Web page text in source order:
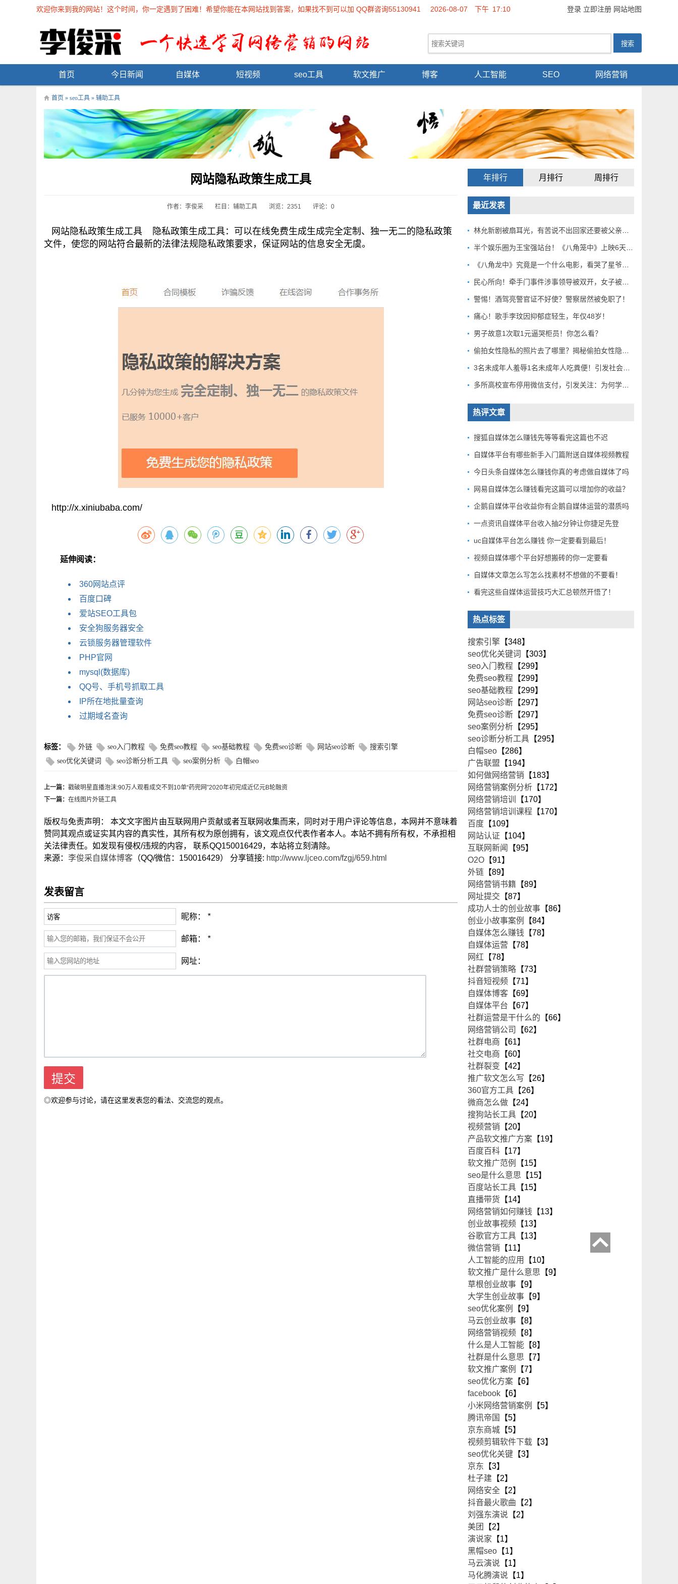
登录 立即注册 网站地图
欢迎你来到我的网站！这个时间，你一定遇到了困难！希望你能在本网站找到答案，如果找不到可以加 QQ群咨询55130941 2026-08-07 下午 17:10
首页 今日新闻 自媒体 短视频 seo工具 软文推广 博客 人工智能 SEO 网络营销
首页 » seo工具 » 辅助工具
网站隐私政策生成工具
作者：李俊采 栏目： 辅助工具 浏览：2351 评论：0
网站隐私政策生成工具 隐私政策生成工具：可以在线免费生成生成完全定制、独一无二的隐私政策
文件，使您的网站符合最新的法律法规隐私政策要求，保证网站的信息安全无虞。
http://x.xiniubaba.com/
延伸阅读：
360网站点评
百度口碑
爱站SEO工具包
安全狗服务器安全
云锁服务器管理软件
PHP官网
mysql(数据库)
QQ号、手机号抓取工具
IP所在地批量查询
过期域名查询
标签： 外链 seo入门教程 免费seo教程 seo基础教程 免费seo诊断 网站seo诊断
搜索引擎
seo优化关键词
seo诊断分析工具 seo案例分析 白帽seo
上一篇： 戳破明星直播泡沫:90万人观看成交不到10单“药兜网”2020年初完成近亿元B轮融资
下一篇： 在线图片外链工具
版权与免责声明： 本文文字图片由互联网用户贡献或者互联网收集而来，同时对于用户评论等信息，本网并不意味着
赞同其观点或证实其内容的真实性，其所有权为原创拥有，该文观点仅代表作者本人。本站不拥有所有权，不承担相
关法律责任。如发现有侵权/违规的内容， 联系QQ150016429，本站将立刻清除。
来源： 李俊采自媒体博客 （QQ/微信：150016429） 分享链接: http://www.ljceo.com/fzgj/659.html
发表留言
昵称： *
邮箱： *
网址：
◎欢迎参与讨论，请在这里发表您的看法、交流您的观点。
年排行 月排行 周排行
最近发表
警惕！酒驾亮警官证不好使？警察居然被免职了！
痛心！歌手李玟因抑郁症轻生，年仅48岁！
男子故意1次取1元逼哭柜员！你怎么看？
热评文章
搜狐自媒体怎么赚钱先等等看完这篇也不迟
自媒体平台有哪些新手入门篇附送自媒体视频教程
今日头条自媒体怎么赚钱你真的考虑做自媒体了吗
网易自媒体怎么赚钱看完这篇可以增加你的收益？
企鹅自媒体平台收益你有企鹅自媒体运营的潜质吗
一点资讯自媒体平台收入抽2分钟让你捷足先登
uc自媒体平台怎么赚钱 你一定要看到最后！
视频自媒体哪个平台好想搬砖的你一定要看
自媒体文章怎么写怎么找素材不想做的不要看！
看完这些自媒体运营技巧大汇总顿然开悟了！
热点标签
搜索引擎 【348】
seo优化关键词
【303】
seo入门教程 【299】
免费seo教程 【299】
seo基础教程 【299】
网站seo诊断 【297】
免费seo诊断 【297】
seo案例分析 【295】
seo诊断分析工具 【295】
白帽seo 【286】
广告联盟 【194】
如何做网络营销 【183】
网络营销案例分析 【172】
网络营销培训
【170】
网络营销培训课程 【170】
百度 【109】
网站认证 【104】
互联网新闻
【95】
O2O 【91】
外链 【89】
网络营销书籍 【89】
网址提交 【87】
成功人士的创业故事 【86】
创业小故事案例
【84】
自媒体怎么赚钱 【78】
自媒体运营 【78】
网红 【78】
社群营销策略 【73】
抖音短视频 【71】
自媒体博客 【69】
自媒体平台 【67】
社群运营是干什么的 【66】
网络营销公司
【62】
社群电商 【61】
社交电商 【60】
社群裂变 【42】
推广软文怎么写 【26】
360官方工具 【26】
微商怎么做 【24】
搜狗站长工具 【20】
视频营销 【20】
产品软文推广方案 【19】
百度百科 【17】
软文推广范例
【15】
seo是什么意思 【15】
百度站长工具 【15】
直播带货 【14】
网络营销如何赚钱 【13】
创业故事视频 【13】
谷歌官方工具 【13】
微信营销 【11】
人工智能的应用
【10】
软文推广是什么意思 【9】
草根创业故事 【9】
大学生创业故事 【9】
seo优化案例
【9】
马云创业故事 【8】
网络营销视频 【8】
什么是人工智能 【8】
社群是什么意思 【7】
软文推广案例
【7】
seo优化方案 【6】
facebook 【6】
小米网络营销案例
【5】
腾讯帝国
【5】
京东商城 【5】
视频剪辑软件下载 【3】
seo优化关键 【3】
京东 【3】
杜子建 【2】
网络安全 【2】
抖音最火歌曲 【2】
刘强东演说 【2】
美团
【2】
演说家 【1】
黑帽seo 【1】
马云演说 【1】
马化腾演说 【1】